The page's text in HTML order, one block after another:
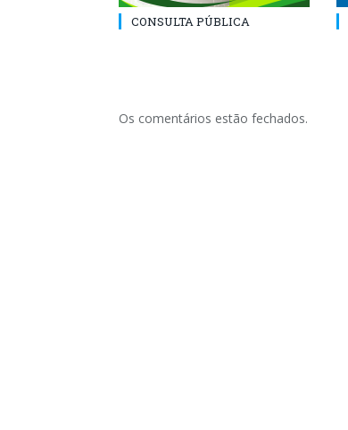
CONSULTA PÚBLICA
Os comentários estão fechados.